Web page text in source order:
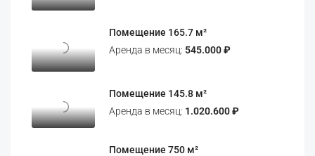
Помещение 165.7 м²
Аренда в месяц: 545.000 ₽
Помещение 145.8 м²
Аренда в месяц: 1.020.600 ₽
Помещение 750 м²